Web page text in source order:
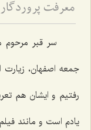
سر قبر
جمعه اصفهان، زیارت
رفتیم و ایشان هم
یادم است و مانند